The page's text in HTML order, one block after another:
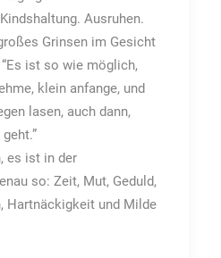
Ausruhen.
Grinsen im Gesicht
ist so wie möglich,
klein anfange, und
lasen, auch dann,
es ist in der
so: Zeit, Mut, Geduld,
Hartnäckigkeit und Milde